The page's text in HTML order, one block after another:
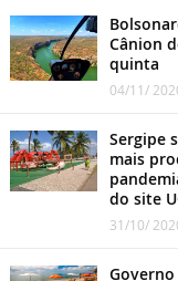
Cânion
quinta
04/11/
Sergipe
mais
do site
31/10/
Governo